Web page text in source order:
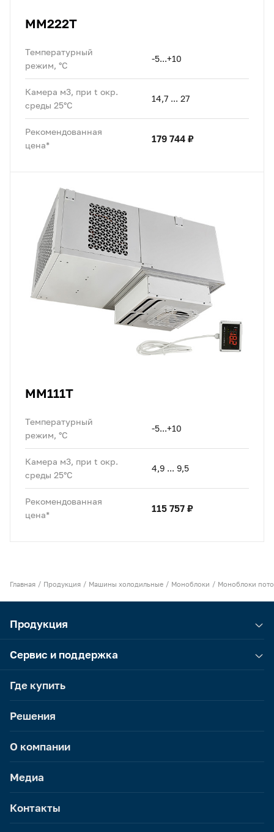
MM222T
Температурный
режим, °C
-5...+10
Камера м3, при t окр.
среды 25°C
14,7 ... 27
Рекомендованная
цена*
179 744 ₽
MM111T
Температурный
режим, °C
-5...+10
Камера м3, при t окр.
среды 25°C
4,9 ... 9,5
Рекомендованная
цена*
115 757 ₽
Главная Продукция Машины холодильные Моноблоки Моноблоки
Продукция
Сервис и поддержка
Где купить
Решения
О компании
Медиа
Контакты